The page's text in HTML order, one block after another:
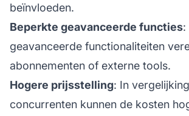
beïnvloeden.
Beperkte geavanceerde functies:
geavanceerde functionaliteiten
abonnementen of externe tools.
Hogere prijsstelling: In
concurrenten kunnen de kosten